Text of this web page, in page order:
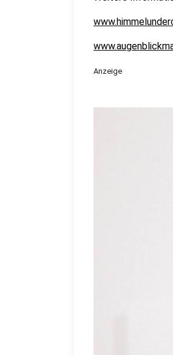
Anzeige